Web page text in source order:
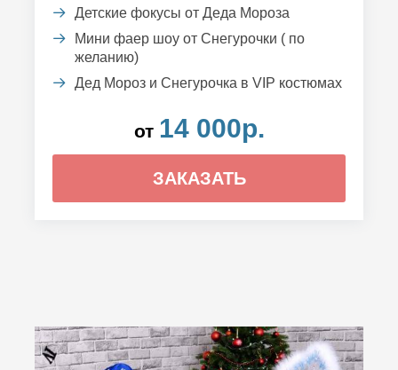
Детские фокусы от Деда Мороза
Мини фаер шоу от Снегурочки ( по
желанию)
Дед Мороз и Снегурочка в VIP костюмах
от 14 000р.
ЗАКАЗАТЬ